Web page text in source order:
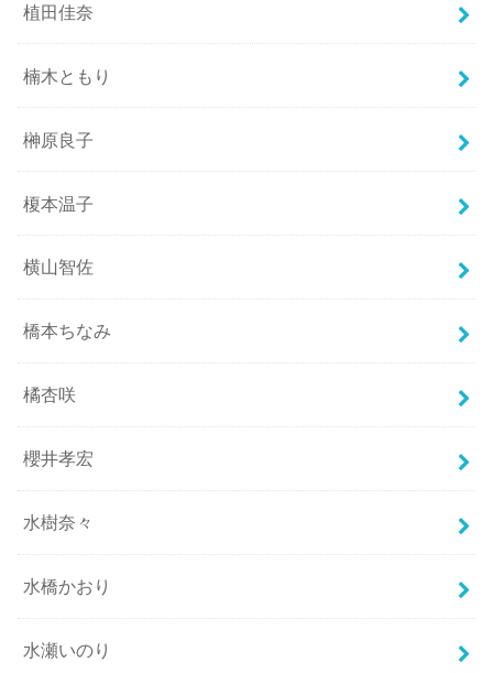
植田佳奈
楠木ともり
榊原良子
榎本温子
横山智佐
橋本ちなみ
橘杏咲
櫻井孝宏
水樹奈々
水橋かおり
水瀬いのり